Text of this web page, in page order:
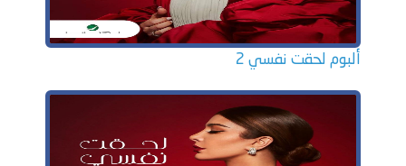
ألبوم لحقت نفسي 2